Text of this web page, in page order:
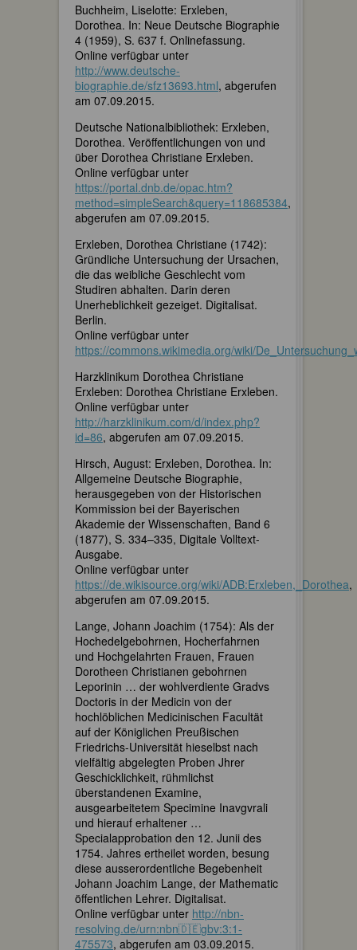
Buchheim, Liselotte: Erxleben,
Dorothea. In: Neue Deutsche Biographie
4 (1959), S. 637 f. Onlinefassung.
Online verfügbar unter
http://www.deutsche-
biographie.de/sfz13693.html, abgerufen
am 07.09.2015.
Deutsche Nationalbibliothek: Erxleben,
Dorothea. Veröffentlichungen von und
über Dorothea Christiane Erxleben.
Online verfügbar unter
https://portal.dnb.de/opac.htm?
method=simpleSearch&query=118685384,
abgerufen am 07.09.2015.
Erxleben, Dorothea Christiane (1742):
Gründliche Untersuchung der Ursachen,
die das weibliche Geschlecht vom
Studiren abhalten. Darin deren
Unerheblichkeit gezeiget. Digitalisat.
Berlin.
Online verfügbar unter
https://commons.wikimedia.org/wiki/
Harzklinikum Dorothea Christiane
Erxleben: Dorothea Christiane Erxleben.
Online verfügbar unter
http://harzklinikum.com/d/index.php?
id=86, abgerufen am 07.09.2015.
Hirsch, August: Erxleben, Dorothea. In:
Allgemeine Deutsche Biographie,
herausgegeben von der Historischen
Kommission bei der Bayerischen
Akademie der Wissenschaften, Band 6
(1877), S. 334–335, Digitale Volltext-
Ausgabe.
Online verfügbar unter
https://de.wikisource.org/wiki/ADB:Erxleben,_Dorothea,
abgerufen am 07.09.2015.
Lange, Johann Joachim (1754): Als der
Hochedelgebohrnen, Hocherfahrnen
und Hochgelahrten Frauen, Frauen
Dorotheen Christianen gebohrnen
Leporinin … der wohlverdiente Gradvs
Doctoris in der Medicin von der
hochlöblichen Medicinischen Facultät
auf der Königlichen Preußischen
Friedrichs-Universität hieselbst nach
vielfältig abgelegten Proben Jhrer
Geschicklichkeit, rühmlichst
überstandenen Examine,
ausgearbeitetem Specimine Inavgvrali
und hierauf erhaltener …
Specialapprobation den 12. Junii des
1754. Jahres ertheilet worden, besung
diese ausserordentliche Begebenheit
Johann Joachim Lange, der Mathematic
öffentlichen Lehrer. Digitalisat.
Online verfügbar unter http://nbn-
resolving.de/urn:nbn🇩🇪gbv:3:1-
475573, abgerufen am 03.09.2015.